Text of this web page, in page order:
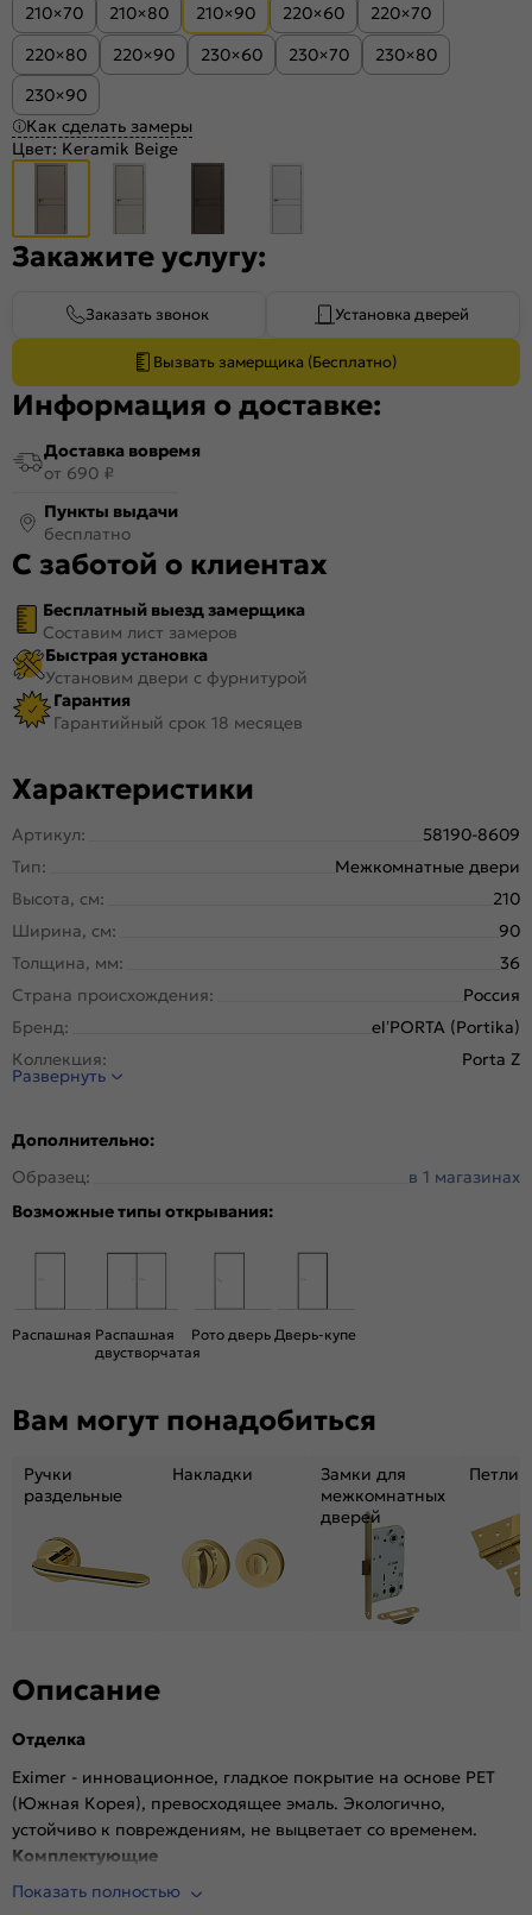
210×70
210×80 210×90 220×60
220×70
220×80
220×90 230×60 230×70
230×80
230×90
Как сделать замеры
Цвет: Keramik Beige
Закажите услугу:
Заказать звонок Установка дверей
Вызвать замерщика (Бесплатно)
Информация о доставке:
Доставка вовремя
от 690 ₽
Пункты выдачи
бесплатно
С заботой о клиентах
Бесплатный выезд замерщика
Составим лист замеров
Быстрая установка
Установим двери с фурнитурой
Гарантия
Гарантийный срок 18 месяцев
Характеристики
Артикул:
58190-8609
Тип:
Межкомнатные двери
Высота, см:
210
Ширина, см:
90
Толщина, мм:
36
Страна происхождения:
Россия
Бренд:
el’PORTA (Portika)
Коллекция:
Porta Z
Стиль:
Система открывания:
Конструкция двери:
Каркасно-щитовая
Цвет:
Общий цвет:
Тип погонажных изделий:
Телескопический, компланарный
Алюминиевая черная матовая
Возможность покраски:
Наличие притвора:
Нет
Принадлежности,
необходимые для
установки (не
входит в
Дверная коробка, наличники, ручки.
Опционально: доборы, порог, ответная
планка
Влагостойкая
Фрезеровка под
Фрезеровка под петли:
Износостойкость:
Высокая
Пропускает свет:
Подходит под двухстворчатый проём:
Развернуть
Дополнительно:
Образец:
в 1 магазинах
Возможные типы открывания:
Распашная Распашная
двустворчатая
Рото дверь Дверь-купе
Вам могут понадобиться
Ручки
раздельные
Накладки
Замки для
межкомнатных
дверей
Петли
Описание
Отделка
Eximer - инновационное, гладкое покрытие на основе PET
(Южная Корея), превосходящее эмаль. Экологично,
устойчиво к повреждениям, не выцветает со временем.
Комплектующие
Врезная магнитная защелка Border (черная)
Показать полностью